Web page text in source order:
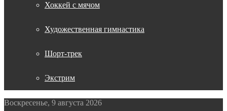
Хоккей с мячом
Художественная гимнастика
Шорт-трек
Экстрим
Воскресенье, 9 августа 2026